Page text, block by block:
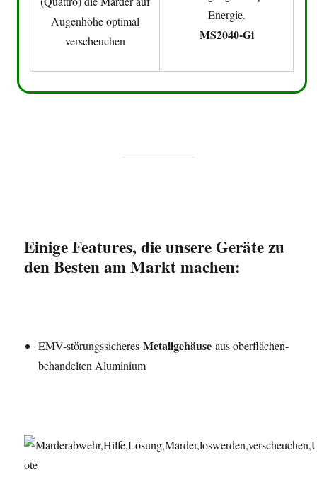
Augenhöhe optimal
verscheuchen
Energie.
MS2040-Gi
Einige Features, die unsere Geräte zu
den Besten am Markt machen:
EMV-störungssicheresMetallgehäuse aus oberflächen-
behandelten Aluminium